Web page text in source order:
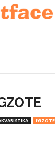
EGZOTE